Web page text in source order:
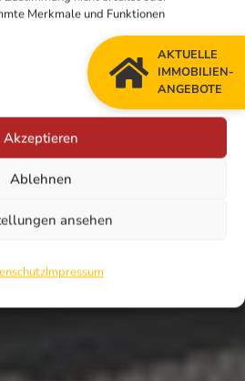
Merkmale und Funktionen
Akzeptieren
Ablehnen
ansehen
Impressum
AKTUELLE
IMMOBILIEN-
ANGEBOTE